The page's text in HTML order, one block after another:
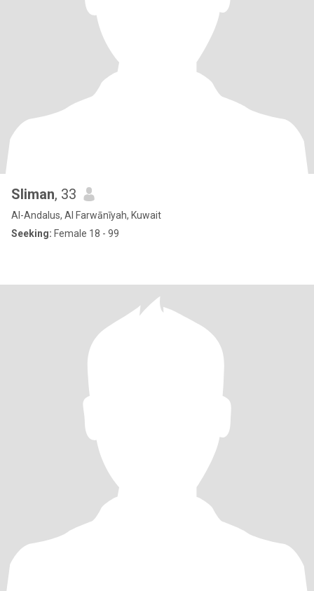
Sliman, 33
Al-Andalus, Al Farwānīyah, Kuwait
Seeking: Female 18 - 99